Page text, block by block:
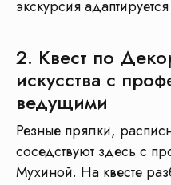
экскурсия
2. Квест по
искусства с
ведущими
Резные прялки,
соседствуют здесь с
Мухиной. На квесте
Этапы
к экскурсии